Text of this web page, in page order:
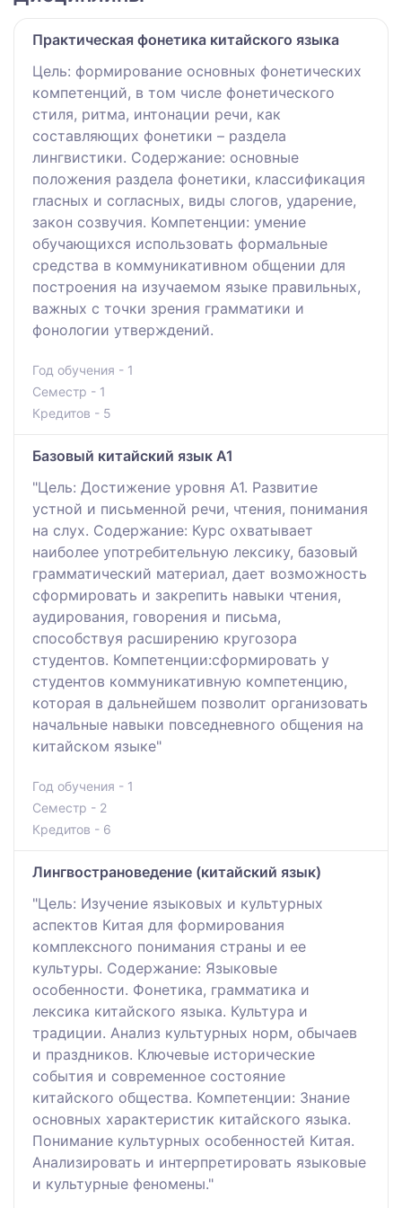
Практическая фонетика китайского языка
Цель: формирование основных фонетических
компетенций, в том числе фонетического
стиля, ритма, интонации речи, как
составляющих фонетики – раздела
лингвистики. Содержание: основные
положения раздела фонетики, классификация
гласных и согласных, виды слогов, ударение,
закон созвучия. Компетенции: умение
обучающихся использовать формальные
средства в коммуникативном общении для
построения на изучаемом языке правильных,
важных с точки зрения грамматики и
фонологии утверждений.
Год обучения - 1
Семестр - 1
Кредитов - 5
Базовый китайский язык А1
"Цель: Достижение уровня A1. Развитие
устной и письменной речи, чтения, понимания
на слух. Содержание: Курс охватывает
наиболее употребительную лексику, базовый
грамматический материал, дает возможность
сформировать и закрепить навыки чтения,
аудирования, говорения и письма,
способствуя расширению кругозора
студентов. Компетенции:сформировать у
студентов коммуникативную компетенцию,
которая в дальнейшем позволит организовать
начальные навыки повседневного общения на
китайском языке"
Год обучения - 1
Семестр - 2
Кредитов - 6
Лингвострановедение (китайский язык)
"Цель: Изучение языковых и культурных
аспектов Китая для формирования
комплексного понимания страны и ее
культуры. Содержание: Языковые
особенности. Фонетика, грамматика и
лексика китайского языка. Культура и
традиции. Анализ культурных норм, обычаев
и праздников. Ключевые исторические
события и современное состояние
китайского общества. Компетенции: Знание
основных характеристик китайского языка.
Понимание культурных особенностей Китая.
Анализировать и интерпретировать языковые
и культурные феномены."